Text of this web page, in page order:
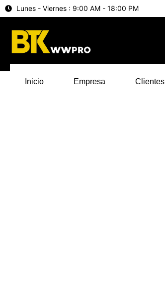
Lunes - Viernes : 9:00 AM - 18:00 PM
Inicio Empresa Clientes